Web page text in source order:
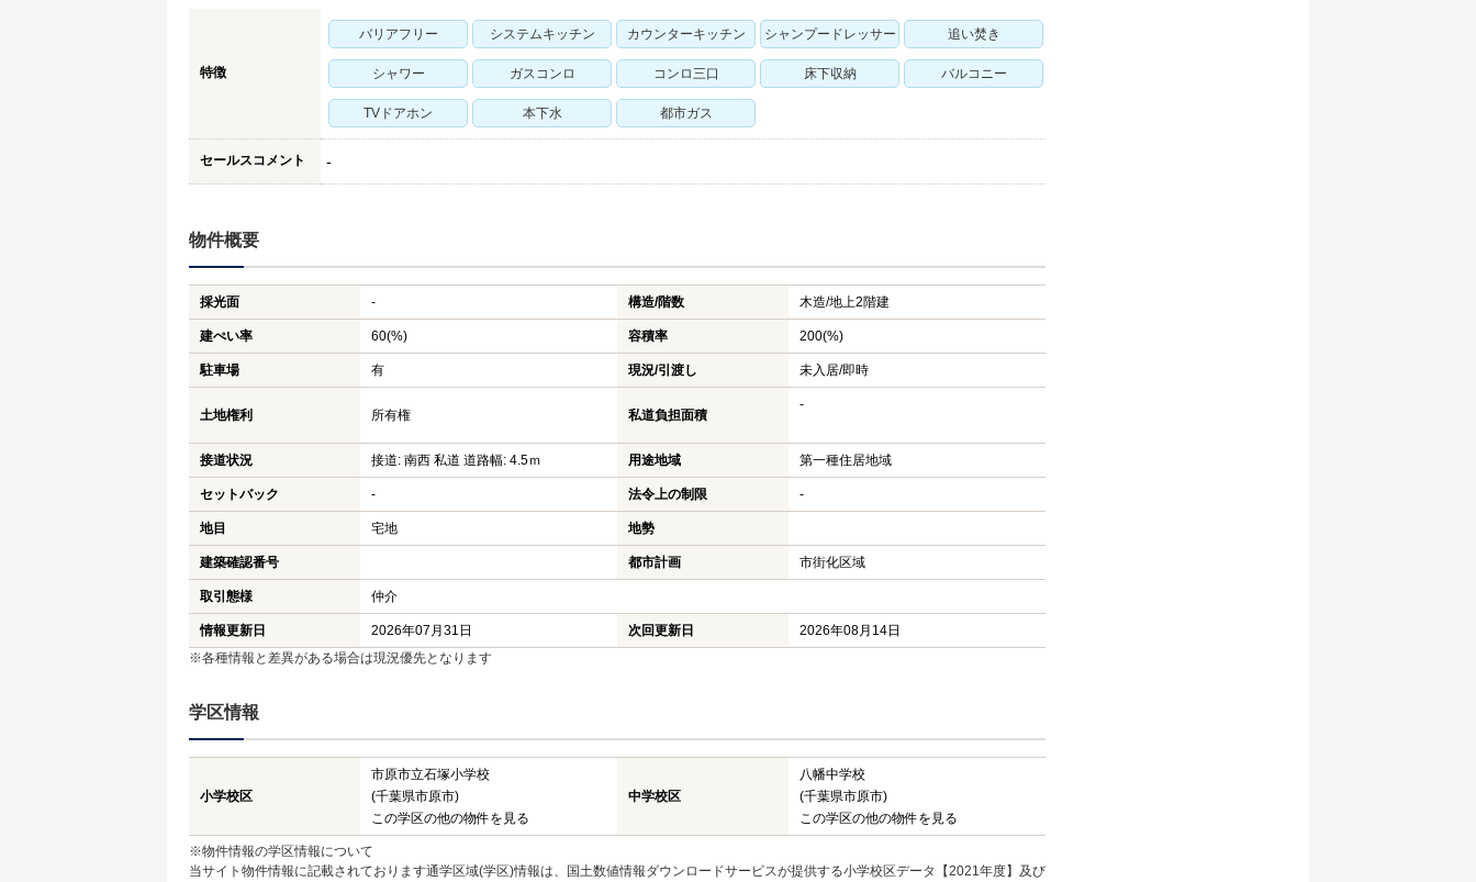
特徴
バリアフリー システムキッチン カウンターキッチン シャンプードレッサー 追い焚き
シャワー ガスコンロ コンロ三口 床下収納 バルコニー
TVドアホン 本下水 都市ガス
セールスコメント -
物件概要
採光面 - 構造/階数 木造/地上2階建
建ぺい率 60(%) 容積率 200(%)
駐車場 有 現況/引渡し 未入居/即時
土地権利 所有権 私道負担面積
-
接道状況 接道: 南西 私道 道路幅: 4.5ｍ 用途地域 第一種住居地域
セットバック - 法令上の制限 -
地目 宅地 地勢
建築確認番号 都市計画 市街化区域
取引態様 仲介
情報更新日 2026年07月31日 次回更新日
2026年08月14日
※各種情報と差異がある場合は現況優先となります
学区情報
小学校区
市原市立石塚小学校
(千葉県市原市)
この学区の他の物件を見る
中学校区
八幡中学校
(千葉県市原市)
この学区の他の物件を見る
※物件情報の学区情報について
当サイト物件情報に記載されております通学区域(学区)情報は、国土数値情報ダウンロードサービスが提供する小学校区データ【2021年度】及び